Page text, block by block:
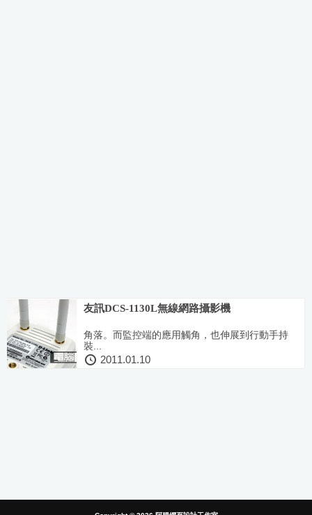
友訊DCS-1130L無線網路攝影機
角落。而監控端的應用觸角，也伸展到行動手持
裝...
2011.01.10